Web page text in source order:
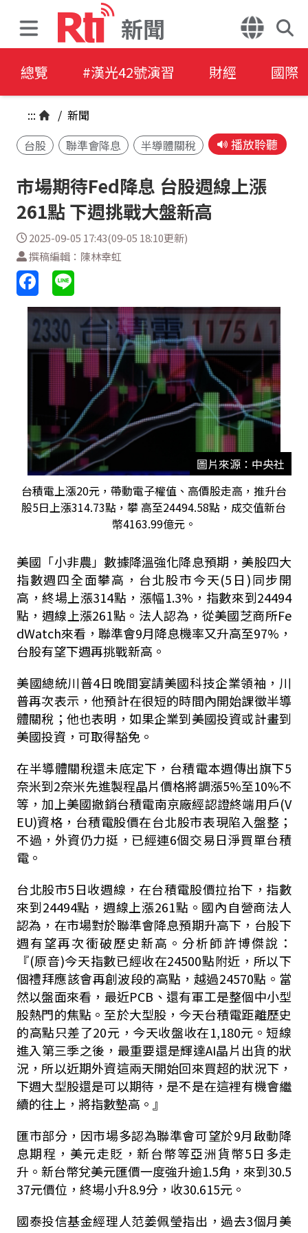
新聞
總覽 #漢光42號演習 財經 國際
::: / 新聞
台股
聯準會降息 半導體關稅 播放聆聽
市場期待Fed降息 台股週線上漲
261點 下週挑戰大盤新高
2025-09-05 17:43(09-05 18:10更新)
撰稿編輯：陳林幸虹
圖片來源：中央社
台積電上漲20元，帶動電子權值、高價股走高，推升台
股5日上漲314.73點，攀 高至24494.58點，成交值新台
幣4163.99億元。
美國「小非農」數據降溫強化降息預期，美股四大
指數週四全面攀高，台北股市今天(5 日 )同步開
高，終場上漲314點，漲幅1.3% ，指數來到24494
點，週線上漲261點。法人認為，從美國芝商所Fe
dWatch來看，聯準會9月降息機率又升高至97% ，
台股有望下週再挑戰新高。
美國總統川普4日晚間宴請美國科技企業領袖，川
普再次表示，他預計在很短的時間內開始課徵半導
體關稅；他也表明，如果企業到美國投資或計畫到
美國投資，可取得豁免。
在半導體關稅還未底定下，台積電本週傳出旗下5
奈米到2奈米先進製程晶片價格將調漲5%至10%不
等，加上美國撤銷台積電南京廠經認證終端用戶(V
EU)資格，台積電股價在台北股市表現陷入盤整；
不過，外資仍力挺，已經連6個交易日淨買單台積
電。
台北股市5日收週線，在台積電股價拉抬下，指數
來到24494點，週線上漲261點。國內自營商法人
認為，在市場對於聯準會降息預期升高下，台股下
週有望再次衝破歷史新高。分析師許博傑說：
『(原音)今天指數已經收在24500點附近，所以下
個禮拜應該會再創波段的高點，越過24570點。當
然以盤面來看，最近PCB、 還有軍工是整個中小型
股熱門的焦點。至於大型股，今天台積電距離歷史
的高點只差了20元，今天收盤收在1,180元。短線
進入第三季之後，最重要還是輝達AI晶片出貨的狀
況，所以近期外資這兩天開始回來買超的狀況下，
下週大型股還是可以期待，是不是在這裡有機會繼
續的往上，將指數墊高。』
匯市部分，因市場多認為聯準會可望於9月啟動降
息期程，美元走貶，新台幣等亞洲貨幣5日多走
升。新台幣兌美元匯價一度強升逾1.5角，來到30.5
37元價位，終場小升8.9分，收30.615元。
國泰投信基金經理人范姜佩瑩指出，過去3個月美